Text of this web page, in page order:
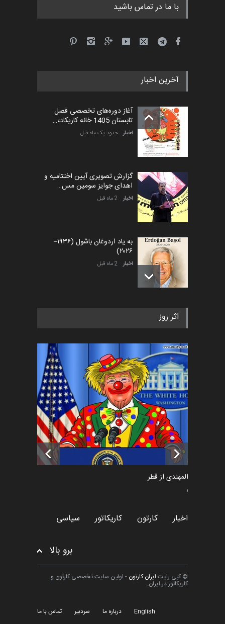
با ما در تماس باشید
آخرین اخبار
آغاز دوره‌های تخصصی فصل
تابستان 1405 خانه کاریکات…
اخبار حدود یک ماه قبل
گزارش تصویری آیین اختتامیه و
اهدای جوایز سومین مس…
اخبار 2 ماه قبل
به یاد اردوغان باشول (۱۹۳۶–
۲۰۲۶)
اخبار 2 ماه قبل
رویداد کارگاهی کارتون و پوستر
اخبار 5 ماه قبل
فراخوان رویداد کارگاهی کارتون و
پوستر "ایران سربل…
اخبار 6 ماه قبل
تسلیت به همکار | سهراب خیری
اخبار 6 ماه قبل
اثر روز
سعد المهندی از قطر
سیاسی
اخبار کارتون کاریکاتور سیاسی
برو بالا
© کپی رایت ایران کارتون - اولین سایت تخصصی کارتون و
کاریکاتور در ایران.
English درباره ما سردبیر تماس با ما